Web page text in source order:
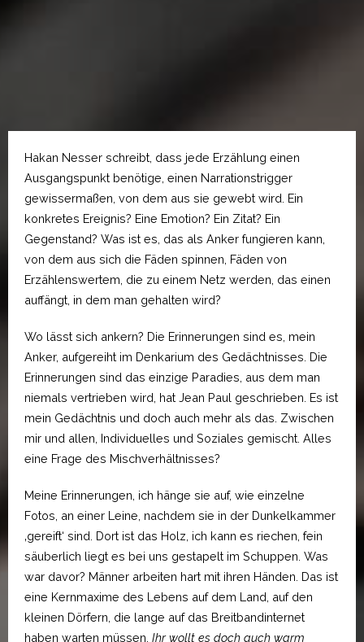
Hakan Nesser schreibt, dass jede Erzählung einen
Ausgangspunkt benötige, einen Narrationstrigger
gewissermaßen, von dem aus sie gewebt wird. Ein
konkretes Ereignis? Eine Emotion? Ein Zitat? Ein
Gegenstand? Was ist es, das als Anker fungieren kann,
von dem aus sich die Fäden spinnen, Fäden von
Erzählenswertem, die zu einem Netz werden, das einen
auffängt, in dem man gehalten wird?
Wo lässt sich ankern? Die Erinnerungen sind es, mein
Anker, aufgereiht im Denkarium des Gedächtnisses. Die
Erinnerungen sind das einzige Paradies, aus dem man
niemals vertrieben wird, hat Jean Paul geschrieben. Es ist
mein Gedächtnis und doch auch mehr als das. Zwischen
mir und allen, Individuelles und Soziales gemischt. Alles
eine Frage des Mischverhältnisses?
Meine Erinnerungen, ich hänge sie auf, wie einzelne
Fotos, an einer Leine, nachdem sie in der Dunkelkammer
‚gereift‘ sind. Dort ist das Holz, ich kann es riechen, fein
säuberlich liegt es bei uns gestapelt im Schuppen. Was
war davor? Männer arbeiten hart mit ihren Händen. Das ist
eine Kernmaxime des Lebens auf dem Land, auf den
kleinen Dörfern, die lange auf das Breitbandinternet
haben warten müssen. Ihr wollt es doch auch warm